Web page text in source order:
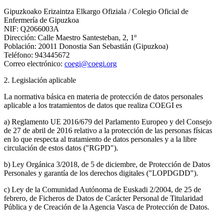
Gipuzkoako Erizaintza Elkargo Ofiziala / Colegio Oficial de
Enfermería de Gipuzkoa
NIF: Q2066003A
Dirección: Calle Maestro Santesteban, 2, 1º
Población: 20011 Donostia San Sebastián (Gipuzkoa)
Teléfono: 943445672
Correo electrónico: coegi@coegi.org
2. Legislación aplicable
La normativa básica en materia de protección de datos personales
aplicable a los tratamientos de datos que realiza COEGI es
a) Reglamento UE 2016/679 del Parlamento Europeo y del Consejo
de 27 de abril de 2016 relativo a la protección de las personas físicas
en lo que respecta al tratamiento de datos personales y a la libre
circulación de estos datos ("RGPD").
b) Ley Orgánica 3/2018, de 5 de diciembre, de Protección de Datos
Personales y garantía de los derechos digitales ("LOPDGDD").
c) Ley de la Comunidad Autónoma de Euskadi 2/2004, de 25 de
febrero, de Ficheros de Datos de Carácter Personal de Titularidad
Pública y de Creación de la Agencia Vasca de Protección de Datos.